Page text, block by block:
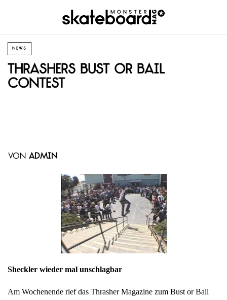
NEWS
Thrashers Bust or Bail
Contest
von admin
Sheckler wieder mal unschlagbar
Am Wochenende rief das Thrasher Magazine zum Bust or Bail